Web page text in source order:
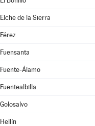
Elche de la Sierra
Férez
Fuensanta
Fuente-Álamo
Fuentealbilla
Golosalvo
Hellín